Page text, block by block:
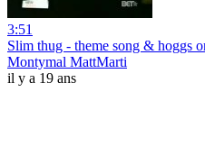
3:51
Slim thug - theme song & hoggs
Montymal MattMarti
il y a 19 ans